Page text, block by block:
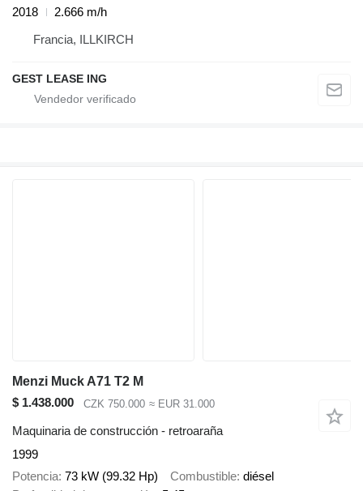
2018
2.666 m/h
Francia, ILLKIRCH
GEST LEASE ING
Menzi Muck A71 T2 M
$ 1.438.000
CZK 750.000 ≈ EUR 31.000
Maquinaria de construcción - retroaraña
1999
Potencia 73 kW (99.32 Hp) Combustible diésel